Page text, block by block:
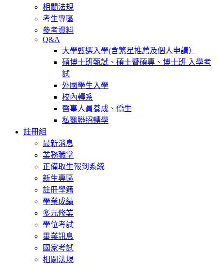
相關法規
考生專區
參考資料
Q&A
大學甄選入學(含繁星推薦及個人申請）
碩博士班甄試、碩士暨碩專、博士班 入學考
試
外國學生入學
校內轉系
醫事人員養成、僑生
私醫聯招轉學
註冊組
最新消息
業務職掌
正備取生報到系統
新生專區
註冊學籍
學業成績
多元修業
學位考試
畢業訊息
國家考試
相關法規